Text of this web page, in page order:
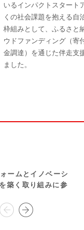
いるインパクトスタート
くの社会課題を抱える自
枠組みとして、ふるさと
ウドファンディング（寄
金調達）を通じた伴走支
ました。
ームとイノベーシ
築く取り組みに参